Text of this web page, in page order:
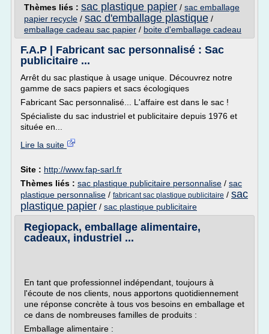
Thèmes liés : sac plastique papier / sac emballage
papier recycle / sac d'emballage plastique /
emballage cadeau sac papier / boite d'emballage cadeau
F.A.P | Fabricant sac personnalisé : Sac
publicitaire ...
Arrêt du sac plastique à usage unique. Découvrez notre
gamme de sacs papiers et sacs écologiques
Fabricant Sac personnalisé... L'affaire est dans le sac !
Spécialiste du sac industriel et publicitaire depuis 1976 et
située en...
Lire la suite
Site : http://www.fap-sarl.fr
Thèmes liés : sac plastique publicitaire personnalise / sac
plastique personnalise / fabricant sac plastique publicitaire / sac
plastique papier / sac plastique publicitaire
Regiopack, emballage alimentaire,
cadeaux, industriel ...
En tant que professionnel indépendant, toujours à
l'écoute de nos clients, nous apportons quotidiennement
une réponse concrète à tous vos besoins en emballage et
ce dans de nombreuses familles de produits :
Emballage alimentaire :